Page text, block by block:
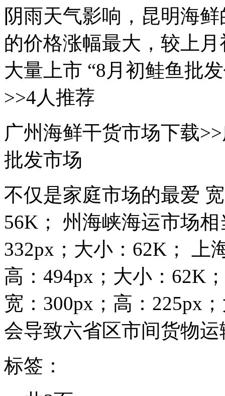
阴雨天气影响，昆明海
的价格涨幅最大，较上
大量上市 “8月初鲑鱼批
>>4人推荐
广州海鲜干货市场下载
批发市场
不仅是家庭市场的最爱
56K； 州海峡海运市场
332px；大小：62K； 上
高：494px；大小：62K
宽：300px；高：225px
会导致六省区市间货物运
标签：